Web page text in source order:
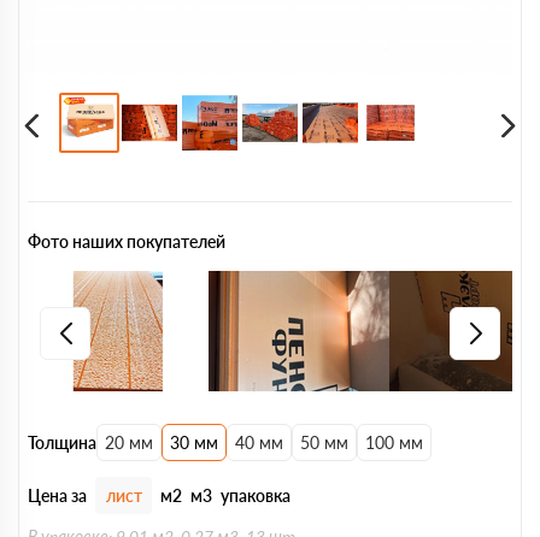
Толщина 20 мм 30 мм 40 мм 50 мм 100 мм
Цена за лист м2 м3 упаковка
Фото наших покупателей